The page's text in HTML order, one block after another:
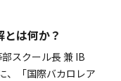
は何か？
スクール長 兼 IB
、「国際バカロレア